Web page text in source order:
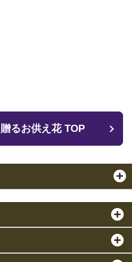
るお供え花 TOP